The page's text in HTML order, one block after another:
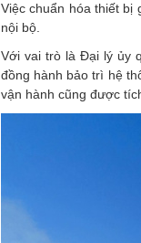
Việc chuẩn hóa thiết bị
nội bộ.
Với vai trò là Đại lý ủy
đồng hành bảo trì hệ
vận hành cũng được